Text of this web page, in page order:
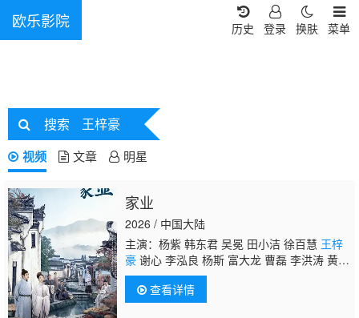
欧乐影院 菜单
换肤
登录
历史
搜索 王梓豪
视频 文章 明星
家业
2026 / 中国大陆
主演：杨紫 韩东君 吴冕 田小洁 徐百慧 王梓
豪谢心 李泓良 杨斯 富大龙 曹磊 李洪涛 黄
曼 张喜前 李宝安 朱辉 刘涛 刘凯 红花 周
知 李春嫒 王婉娟 王玉宁 李煜 舒燕 付嘉 王文
绮 洪洋 张渟渟 许之糯 李田野 陈伟栋 刘恒
查看详情